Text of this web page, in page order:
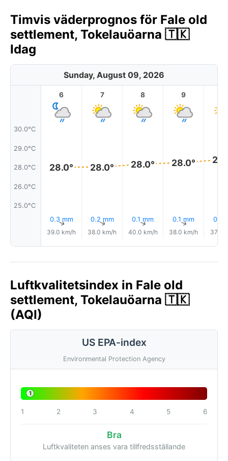
Timvis väderprognos för Fale old
settlement, Tokelauöarna 🇹🇰
Idag
Sunday, August 09, 2026
30.0°C
29.0°C
28.0°C
26.0°C
25.0°C
6
28.0°
0.3 mm
↑
39.0 km/h
7
28.0°
0.2 mm
↑
38.0 km/h
8
28.0°
0.1 mm
↑
40.0 km/h
9
28.0°
0.1 mm
↑
38.0 km/h
0.1
37.0
Luftkvalitetsindex in Fale old
settlement, Tokelauöarna 🇹🇰
(AQI)
US EPA-index
Environmental Protection Agency
1
1 2 3 4 5 6
Bra
Luftkvaliteten anses vara tillfredsställande